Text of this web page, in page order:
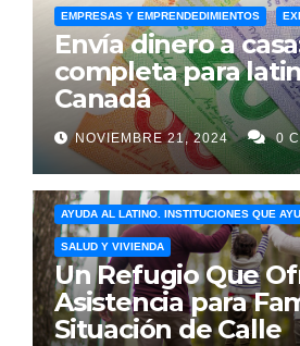
EMPRESAS Y EMPRENDEDIMIENTOS
Envía dinero a
completa para
Canadá
NOVIEMBRE 21, 2024 0
AYUDA AL LATINO. INSTITUCIONES QUE
SALUD Y VIVIENDA
Un Refugio Que
Asistencia para
Situación de Calle